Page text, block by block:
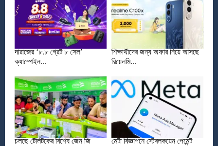
দারাজের ‘৮.৮ গ্রেট ৮ সেল’
ক্যাম্পেইন...
শিক্ষার্থীদের জন্য অফার নিয়ে আসছে
রিয়েলমি...
চলছে টেলিটকের বিশেষ জেন জি
মেটা বিজ্ঞাপনে স্টেবলকয়েন পেমেন্ট